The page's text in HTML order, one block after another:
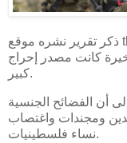
ذكر تقرير نشره موقع themedialine.org أن الفضائح الجنسية التي
كانت مصدر إحراج
كبير.
أن الفضائح الجنسية
ومجندات واغتصاب
نساء فلسطينيات.